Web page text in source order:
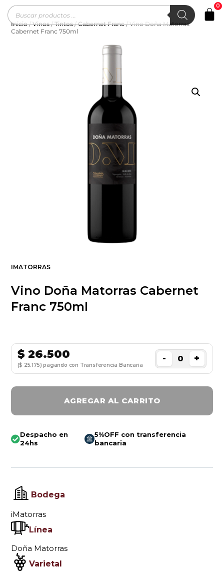
0
Inicio/Vinos/Tintos/Cabernet Franc/ Vino Doña Matorras
Cabernet Franc 750ml
IMATORRAS
Vino Doña Matorras Cabernet
Franc 750ml
$26.500
($ 25.175) pagando con Transferencia Bancaria
- +
AGREGAR AL CARRITO
Despacho en
24hs
5%OFF con transferencia
bancaria
Bodega
iMatorras
Línea
Doña Matorras
Varietal